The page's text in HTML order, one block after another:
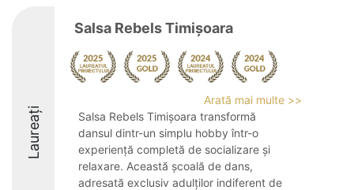
Laureați
Salsa Rebels Timișoara
Arată mai multe >>
Salsa Rebels Timișoara transformă
dansul dintr-un simplu hobby într-o
experiență completă de socializare și
relaxare. Această școală de dans,
adresată exclusiv adulților indiferent de